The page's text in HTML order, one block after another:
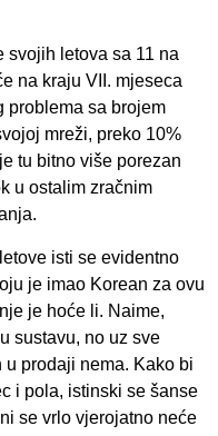
svojih letova sa 11 na
na kraju VII. mjeseca
problema sa brojem
mreži, preko 10%
tu bitno više porezan
u ostalim zračnim
isti se evidentno
je imao Korean za ovu
je hoće li. Naime,
sustavu, no uz sve
u prodaji nema. Kako bi
i pola, istinski se šanse
se vrlo vjerojatno neće